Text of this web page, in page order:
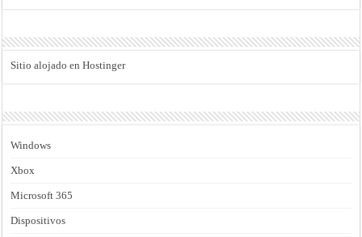
Sitio alojado en Hostinger
Windows
Xbox
Microsoft 365
Dispositivos